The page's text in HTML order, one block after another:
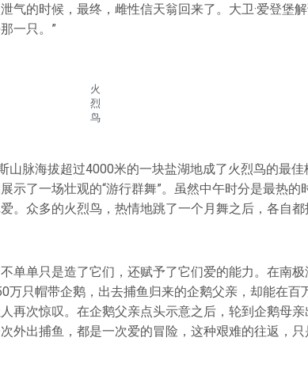
气的时候，最终，雌性信天翁回来了。大卫·爱登堡
一只。”
火
烈
鸟
山脉海拔超过4000米的一块盐湖地成了火烈鸟的最
示了一场壮观的“游行群舞”。虽然中午时分是最热的
。众多的火烈鸟，热情地跳了一个月舞之后，各自
单单只是造了它们，还赋予了它们爱的能力。在南
万只帽带企鹅，出去捕鱼归来的企鹅父亲，却能在百
再次惊叹。在企鹅父亲点头示意之后，轮到企鹅母
外出捕鱼，都是一次爱的冒险，这种艰难的往返，